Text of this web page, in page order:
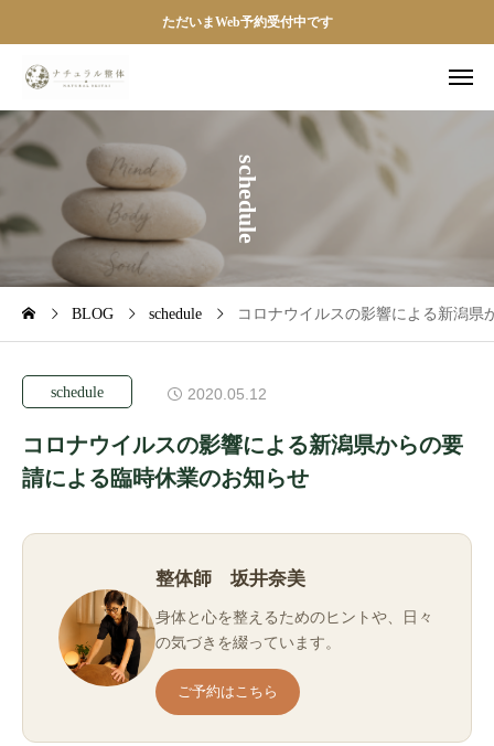
ただいまWeb予約受付中です
s
c
h
e
d
u
l
e
BLOG schedule コロナウイルスの影響による新潟県
schedule 2020.05.12
コロナウイルスの影響による新潟県からの要
請による臨時休業のお知らせ
整体師 坂井奈美
身体と心を整えるためのヒントや、日々
の気づきを綴っています。
ご予約はこちら